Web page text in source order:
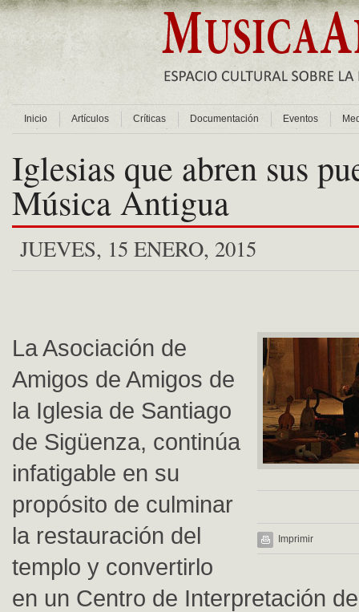
Inicio Artículos Críticas Documentación Eventos
Iglesias que abren sus
Música Antigua
JUEVES, 15 ENERO, 2015
Imprimir
La Asociación de
Amigos de Amigos de
la Iglesia de Santiago
de Sigüenza, continúa
infatigable en su
propósito de culminar
la restauración del
templo y convertirlo
en un Centro de Interpretación